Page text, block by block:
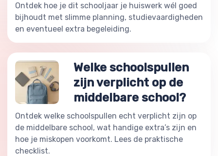
Ontdek hoe je dit schooljaar je huiswerk wél goed
bijhoudt met slimme planning, studievaardigheden
en eventueel extra begeleiding.
Welke schoolspullen
zijn verplicht op de
middelbare school?
Ontdek welke schoolspullen echt verplicht zijn op
de middelbare school, wat handige extra’s zijn en
hoe je miskopen voorkomt. Lees de praktische
checklist.